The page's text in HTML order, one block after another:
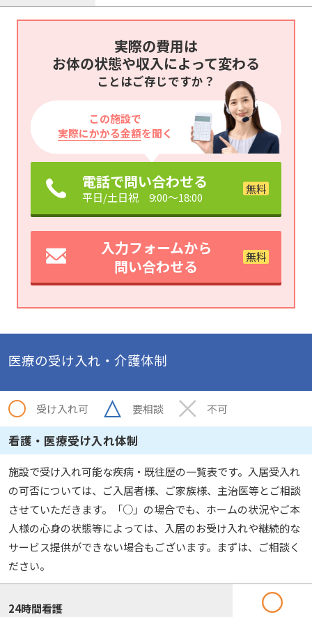
実際の費用は
お体の状態や収入によって変わる
ことはご存じですか？
この施設で
実際にかかる金額を聞く
電話で問い合わせる
平日/土日祝 9:00～18:00
入力フォームから
問い合わせる
医療の受け入れ・介護体制
受け入れ可 要相談 不可
看護・医療受け入れ体制
施設で受け入れ可能な疾病・既往歴の一覧表です。入居受入れ
の可否については、ご入居者様、ご家族様、主治医等とご相談
させていただきます。「○」の場合でも、ホームの状況やご本
人様の心身の状態等によっては、入居のお受け入れや継続的な
サービス提供ができない場合もございます。まずは、ご相談く
ださい。
24時間看護